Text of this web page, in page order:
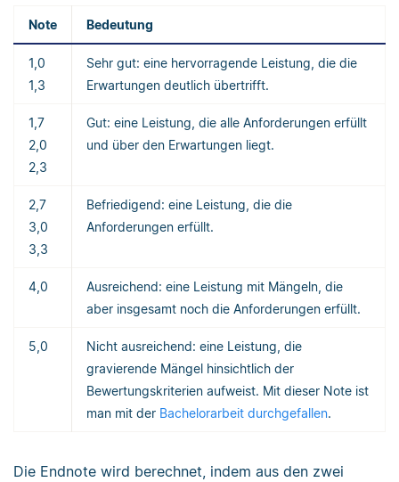
Note Bedeutung
1,0
1,3
Sehr gut: eine hervorragende Leistung, die die
Erwartungen deutlich übertrifft.
1,7
2,0
2,3
Gut: eine Leistung, die alle Anforderungen erfüllt
und über den Erwartungen liegt.
2,7
3,0
3,3
Befriedigend: eine Leistung, die die
Anforderungen erfüllt.
4,0
Ausreichend: eine Leistung mit Mängeln, die
aber insgesamt noch die Anforderungen erfüllt.
5,0
Nicht ausreichend: eine Leistung, die
gravierende Mängel hinsichtlich der
Bewertungskriterien aufweist. Mit dieser Note ist
man mit der Bachelorarbeit durchgefallen.
Die Endnote wird berechnet, indem aus den zwei